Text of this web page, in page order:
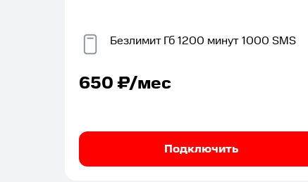
БезлимитГб1200 минут1000 SMS
650₽/мес
Подключить